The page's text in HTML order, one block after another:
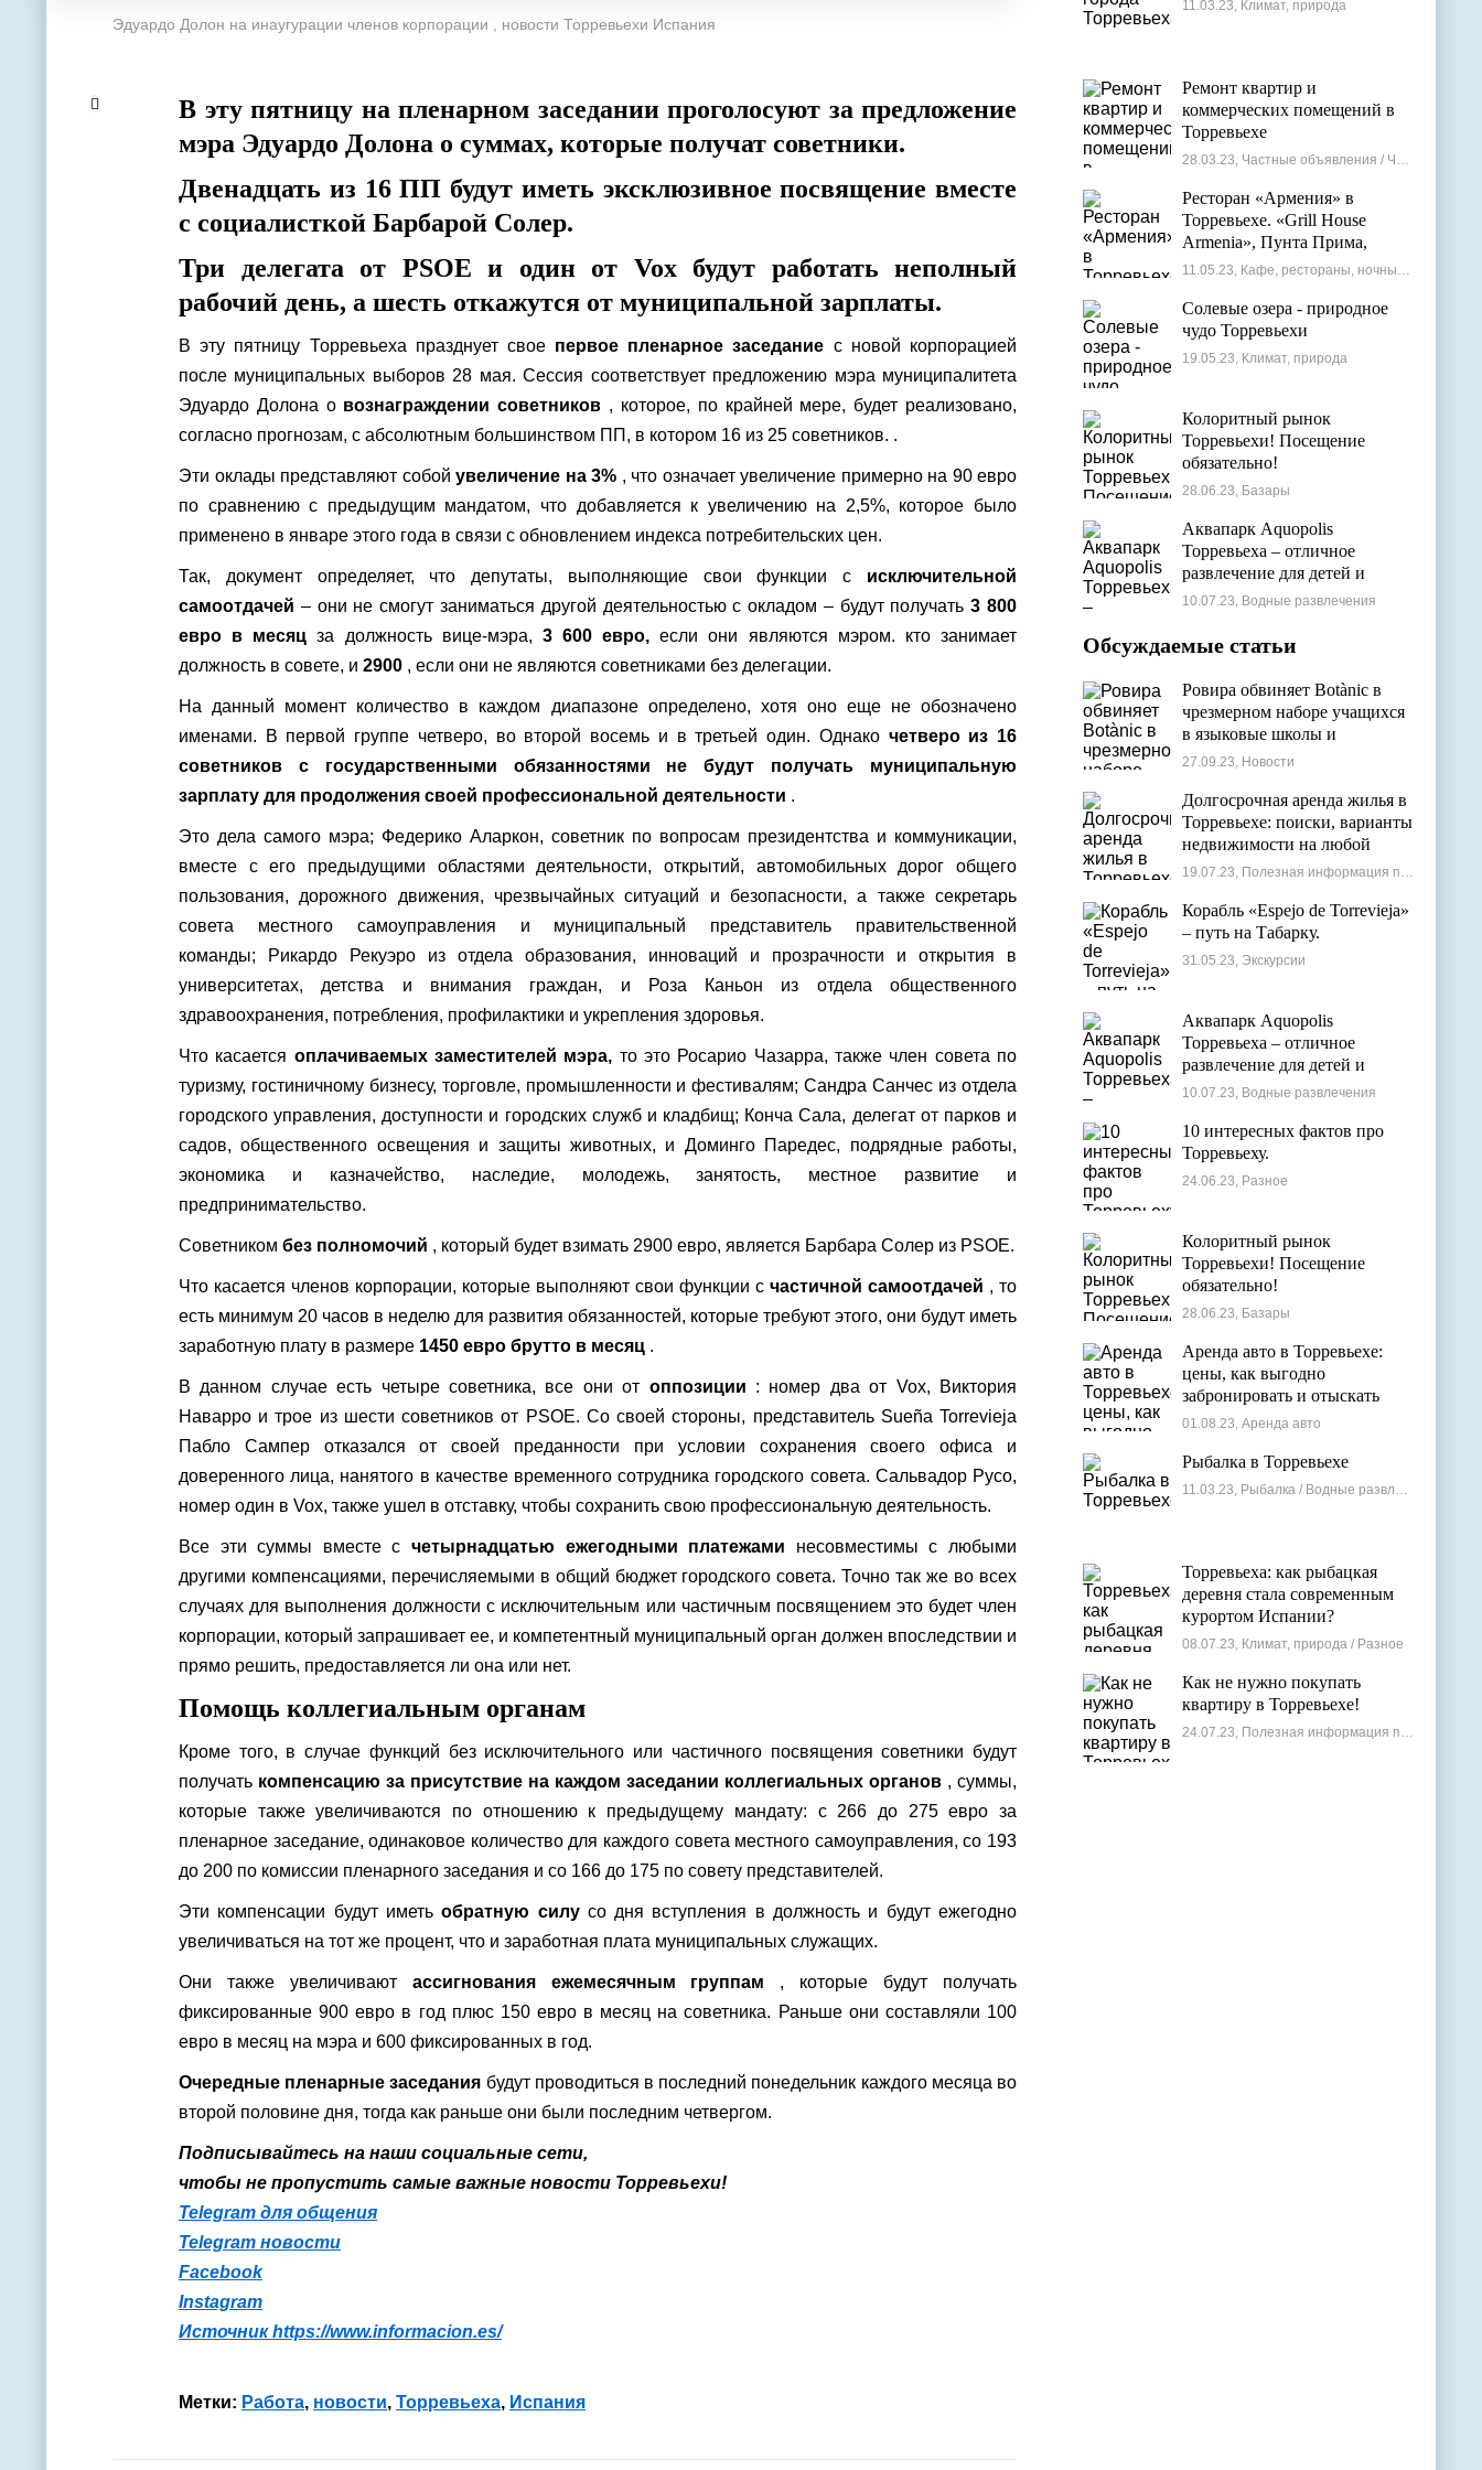
Эдуардо Долон на инаугурации членов корпорации , новости Торревьехи Испания
В эту пятницу на пленарном заседании проголосуют за предложение
мэра Эдуардо Долона о суммах, которые получат советники.
Двенадцать из 16 ПП будут иметь эксклюзивное посвящение вместе
с социалисткой Барбарой Солер.
Три делегата от PSOE и один от Vox будут работать неполный
рабочий день, а шесть откажутся от муниципальной зарплаты.
В эту пятницу Торревьеха празднует свое первое пленарное заседание с новой корпорацией
после муниципальных выборов 28 мая. Сессия соответствует предложению мэра муниципалитета
Эдуардо Долона о вознаграждении советников , которое, по крайней мере, будет реализовано,
согласно прогнозам, с абсолютным большинством ПП, в котором 16 из 25 советников. .
Эти оклады представляют собой увеличение на 3% , что означает увеличение примерно на 90 евро
по сравнению с предыдущим мандатом, что добавляется к увеличению на 2,5%, которое было
применено в январе этого года в связи с обновлением индекса потребительских цен.
Так, документ определяет, что депутаты, выполняющие свои функции с исключительной
самоотдачей – они не смогут заниматься другой деятельностью с окладом – будут получать3 800
евро в месяц за должность вице-мэра, 3 600 евро, если они являются мэром. кто занимает
должность в совете, и 2900 , если они не являются советниками без делегации.
На данный момент количество в каждом диапазоне определено, хотя оно еще не обозначено
именами. В первой группе четверо, во второй восемь и в третьей один. Однако четверо из 16
советников с государственными обязанностями не будут получать муниципальную
зарплату для продолжения своей профессиональной деятельности .
Это дела самого мэра; Федерико Аларкон, советник по вопросам президентства и коммуникации,
вместе с его предыдущими областями деятельности, открытий, автомобильных дорог общего
пользования, дорожного движения, чрезвычайных ситуаций и безопасности, а также секретарь
совета местного самоуправления и муниципальный представитель правительственной
команды; Рикардо Рекуэро из отдела образования, инноваций и прозрачности и открытия в
университетах, детства и внимания граждан, и Роза Каньон из отдела общественного
здравоохранения, потребления, профилактики и укрепления здоровья.
Что касается оплачиваемых заместителей мэра, то это Росарио Чазарра, также член совета по
туризму, гостиничному бизнесу, торговле, промышленности и фестивалям; Сандра Санчес из отдела
городского управления, доступности и городских служб и кладбищ; Конча Сала, делегат от парков и
садов, общественного освещения и защиты животных, и Доминго Паредес, подрядные работы,
экономика и казначейство, наследие, молодежь, занятость, местное развитие и
предпринимательство.
Советником без полномочий , который будет взимать 2900 евро, является Барбара Солер из PSOE.
Что касается членов корпорации, которые выполняют свои функции с частичной самоотдачей , то
есть минимум 20 часов в неделю для развития обязанностей, которые требуют этого, они будут иметь
заработную плату в размере 1450 евро брутто в месяц .
В данном случае есть четыре советника, все они от оппозиции : номер два от Vox, Виктория
Наварро и трое из шести советников от PSOE. Со своей стороны, представитель Sueña Torrevieja
Пабло Сампер отказался от своей преданности при условии сохранения своего офиса и
доверенного лица, нанятого в качестве временного сотрудника городского совета. Сальвадор Русо,
номер один в Vox, также ушел в отставку, чтобы сохранить свою профессиональную деятельность.
Все эти суммы вместе с четырнадцатью ежегодными платежами несовместимы с любыми
другими компенсациями, перечисляемыми в общий бюджет городского совета. Точно так же во всех
случаях для выполнения должности с исключительным или частичным посвящением это будет член
корпорации, который запрашивает ее, и компетентный муниципальный орган должен впоследствии и
прямо решить, предоставляется ли она или нет.
Помощь коллегиальным органам
Кроме того, в случае функций без исключительного или частичного посвящения советники будут
получать компенсацию за присутствие на каждом заседании коллегиальных органов , суммы,
которые также увеличиваются по отношению к предыдущему мандату: с 266 до 275 евро за
пленарное заседание, одинаковое количество для каждого совета местного самоуправления, со 193
до 200 по комиссии пленарного заседания и со 166 до 175 по совету представителей.
Эти компенсации будут иметьобратную силусо дня вступления в должность и будут ежегодно
увеличиваться на тот же процент, что и заработная плата муниципальных служащих.
Они также увеличивают ассигнования ежемесячным группам , которые будут получать
фиксированные 900 евро в год плюс 150 евро в месяц на советника. Раньше они составляли 100
евро в месяц на мэра и 600 фиксированных в год.
Очередные пленарные заседания будут проводиться в последний понедельник каждого месяца во
второй половине дня, тогда как раньше они были последним четвергом.
Подписывайтесь на наши социальные сети,
чтобы не пропустить самые важные новости Торревьехи!
Telegram для общения
Telegram новости
Facebook
Instagram
Источник https://www.informacion.es/
Метки: Работа, новости, Торревьеха, Испания
11.03.23, Климат, природа
Ремонт квартир и
коммерческих помещений в
Торревьехе
28.03.23, Частные объявления / Частные мастера
Ресторан «Армения» в
Торревьехе. «Grill House
Armenia», Пунта Прима,
Испания
11.05.23, Кафе, рестораны, ночные клубы
Солевые озера - природное
чудо Торревьехи
19.05.23, Климат, природа
Колоритный рынок
Торревьехи! Посещение
обязательно!
28.06.23, Базары
Аквапарк Aquopolis
Торревьеха – отличное
развлечение для детей и
взрослых
10.07.23, Водные развлечения
Обсуждаемые статьи
Ровира обвиняет Botànic в
чрезмерном наборе учащихся
в языковые школы и
проблемах с ассигнованиями
27.09.23, Новости
Долгосрочная аренда жилья в
Торревьехе: поиски, варианты
недвижимости на любой
бюджет
19.07.23, Полезная информация по недвижимости
Корабль «Espejo de Torrevieja»
– путь на Табарку.
31.05.23, Экскурсии
Аквапарк Aquopolis
Торревьеха – отличное
развлечение для детей и
взрослых
10.07.23, Водные развлечения
10 интересных фактов про
Торревьеху.
24.06.23, Разное
Колоритный рынок
Торревьехи! Посещение
обязательно!
28.06.23, Базары
Аренда авто в Торревьехе:
цены, как выгодно
забронировать и отыскать
лучшие варианты
01.08.23, Аренда авто
Рыбалка в Торревьехе
11.03.23, Рыбалка / Водные развлечения
Торревьеха: как рыбацкая
деревня стала современным
курортом Испании?
08.07.23, Климат, природа / Разное
Как не нужно покупать
квартиру в Торревьехе!
24.07.23, Полезная информация по недвижимости